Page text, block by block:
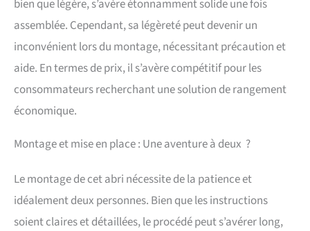
bien que légère, s’avère étonnamment solide une fois
assemblée. Cependant, sa légèreté peut devenir un
inconvénient lors du montage, nécessitant précaution et
aide. En termes de prix, il s’avère compétitif pour les
consommateurs recherchant une solution de rangement
économique.
Montage et mise en place : Une aventure à deux ?
Le montage de cet abri nécessite de la patience et
idéalement deux personnes. Bien que les instructions
soient claires et détaillées, le procédé peut s’avérer long,